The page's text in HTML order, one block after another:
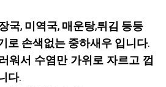
국, 미역국, 매운탕,튀김 등등
로 손색없는 중하새우 입니다.
워서 수염만 가위로 자르고 껍
다.